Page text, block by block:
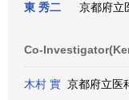
東 秀二 京都府立
Co-
木村 實 京都府立医